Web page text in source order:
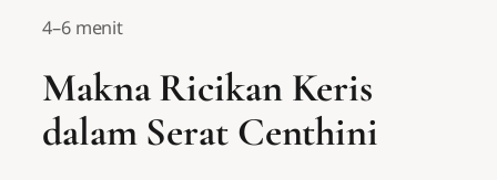
4–6 menit
Makna Ricikan Keris
dalam Serat Centhini